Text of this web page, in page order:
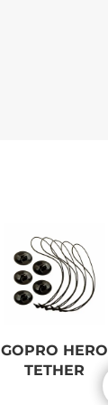
GOPRO HERO
TETHER